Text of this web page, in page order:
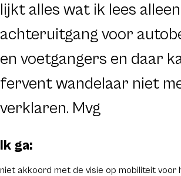
lijkt alles wat ik lees
achteruitgang voor
en voetgangers en daar
fervent wandelaar niet
verklaren. Mvg
Ik ga:
niet akkoord met de visie op mobiliteit voor